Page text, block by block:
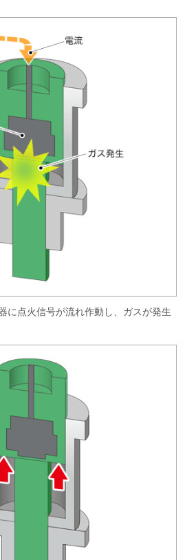
に点火信号が流れ作動し、ガスが発生